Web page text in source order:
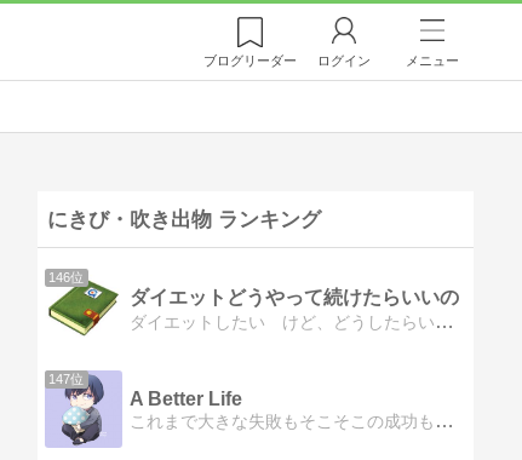
ブログリーダー ログイン メニュー
にきび・吹き出物 ランキング
146位
ダイエットどうやって続けたらいいの
ダイエットしたい けど、どうしたらいいのか…。
147位
A Better Life
これまで大きな失敗もそこそこの成功も経験してきた私がこれからの生活をちょっとだけ良くしていくために経験してきたことやっていくことを綴っていきます！